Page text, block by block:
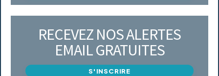
RECEVEZ NOS ALERTES
EMAIL GRATUITES
S'INSCRIRE